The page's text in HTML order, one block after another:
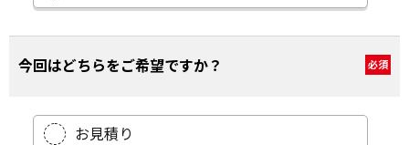
今回はどちらをご希望ですか？ 必須
お見積り